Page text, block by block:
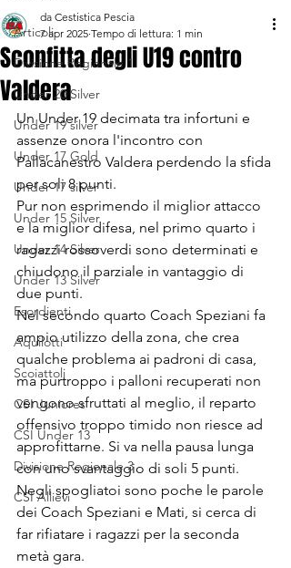
Articoli
Divisione Regionale 1
Under 20 Silver
Under 19 silver
Under 17 Gold
Under 17 silver
Under 15 Silver
Under 14 Silver
Under 13 Silver
Esordienti
Aquilotti
Scoiattoli
CSI Juniores
CSI Under 13
Divisione Regionale 3
CSI Allievi
Sconfitta degli U19 contro
Valdera
da Cestistica Pescia
7 apr 2025 Tempo di lettura: 1 min
Un Under 19 decimata tra infortuni e
assenze onora l'incontro con
Pallacanestro Valdera perdendo la sfida
per soli 8 punti.
Pur non esprimendo il miglior attacco
e la miglior difesa, nel primo quarto i
ragazzi rossoverdi sono determinati e
chiudono il parziale in vantaggio di
due punti.
Nel secondo quarto Coach Speziani fa
ampio utilizzo della zona, che crea
qualche problema ai padroni di casa,
ma purtroppo i palloni recuperati non
vengono sfruttati al meglio, il reparto
offensivo troppo timido non riesce ad
approfittarne. Si va nella pausa lunga
con uno svantaggio di soli 5 punti.
Negli spogliatoi sono poche le parole
dei Coach Speziani e Mati, si cerca di
far rifiatare i ragazzi per la seconda
metà gara.